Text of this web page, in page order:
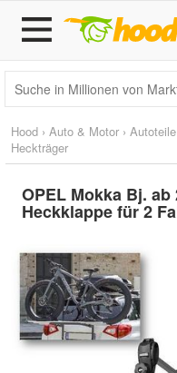
Hood › Auto & Motor ›
Heckträger
OPEL Mokka Bj.
Heckklappe für 2